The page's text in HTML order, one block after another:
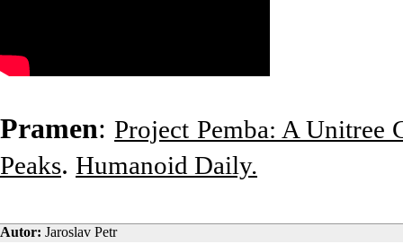
Pramen:Project Pemba: A Unitree
Peaks. Humanoid Daily.
Autor: Jaroslav Petr